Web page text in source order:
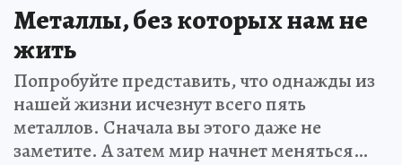
Металлы, без которых нам не
жить
Попробуйте представить, что однажды из
нашей жизни исчезнут всего пять
металлов. Сначала вы этого даже не
заметите. А затем мир начнет меняться…